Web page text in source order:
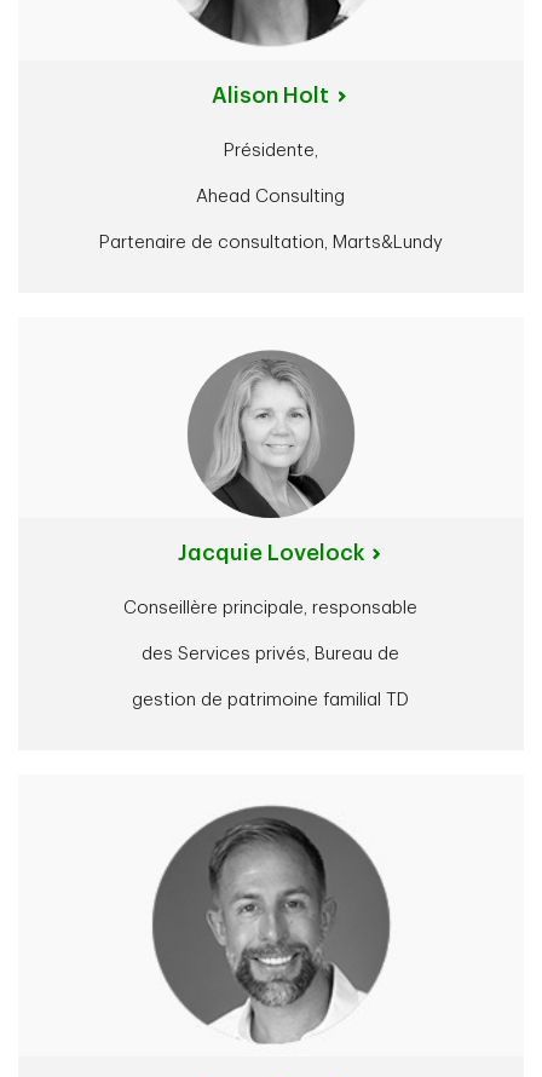
Alison Holt
Présidente,
Ahead Consulting
Partenaire de consultation, Marts&Lundy
Jacquie Lovelock
Conseillère principale, responsable
des Services privés, Bureau de
gestion de patrimoine familial TD